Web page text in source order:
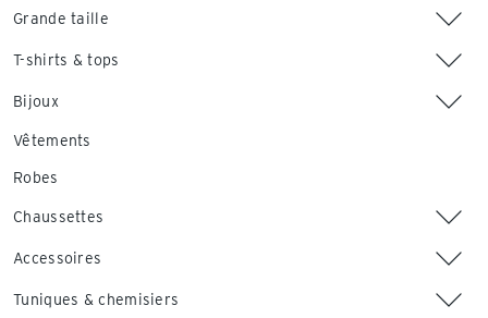
Grande taille
T-shirts & tops
Bijoux
Vêtements
Robes
Chaussettes
Accessoires
Tuniques & chemisiers